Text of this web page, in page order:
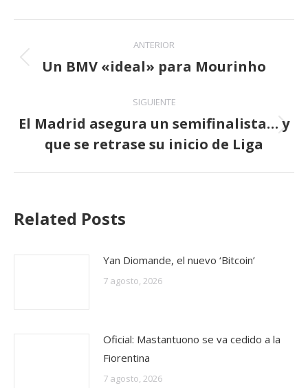
Navegación
entre
publicaciones
ANTERIOR
Publicación
Un BMV «ideal» para Mourinho
SIGUIENTE
Publicación
siguiente:
El Madrid asegura un semifinalista… y
que se retrase su inicio de Liga
Related Posts
Yan Diomande, el nuevo ‘Bitcoin’
7 agosto, 2026
Oficial: Mastantuono se va cedido a la
Fiorentina
7 agosto, 2026